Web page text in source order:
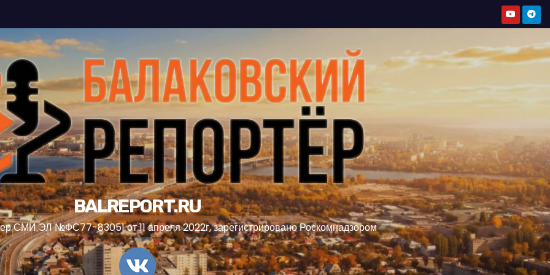
BALREPORT.RU
СМИ ЭЛ №ФС77-83051 от 11 апреля 2022г, зарегистрировано Роскомнадзором